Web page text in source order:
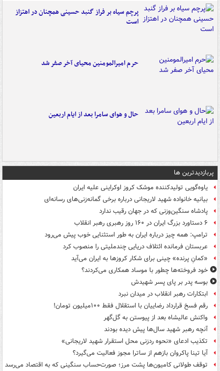
پرچم سیاه بر فراز گنبد حسینی همچنان در اهتزاز
است
حرم امیرالمومنین محیای آخر صفر شد
حال و هوای سامرا بعد از ایام اربعین
پربازدیدترین ها
یاوه‌گویی تولیدکننده موشک کروز اوکراینی علیه ایران
بیانیه خانواده شهید لاریجانی درباره برخی گمانه‌زنی‌های رسانه‌ای
پادشاه سنگین‌وزنی که در جهان رقیب ندارد
۶ دستاورد بزرگ ایران در ۱۶۰ روز رهبری رهبر انقلاب
ترامپ: همه چیز درباره ایران به طور استثنایی خوب پیش می‌رود
عربستان فرمانده ائتلاف دریایی چندملیتی را منصوب کرد
«کمانِ پرنده» چینی برای شکار کروزها به ایران می‌آید
خود فروخته‌ها چطور با موساد همکاری می‌کردند؟
بوسه‌ پدر بر پای پسر شهیدش
ابتکارات رهبر انقلاب در میدان نبرد
رقم فسخ قرارداد رضاییان با استقلال فقط ۱۰۰میلیون تومان!
واکنش عالیشاه بعد از پیوستن به گل‌گهر
آنچه رهبر شهید سال‌ها پیش دیده بودند
تکذیب ادعای «نحوه ردزنی محل استقرار شهید لاریجانی»
آیا تینا پاکروان بازهم از ساترا مجوز فعالیت می‌گیرد؟
توقف طولانی کامیون‌ها پشت مرز؛ صورت‌حساب سنگینی که به اقتصاد می‌رسد